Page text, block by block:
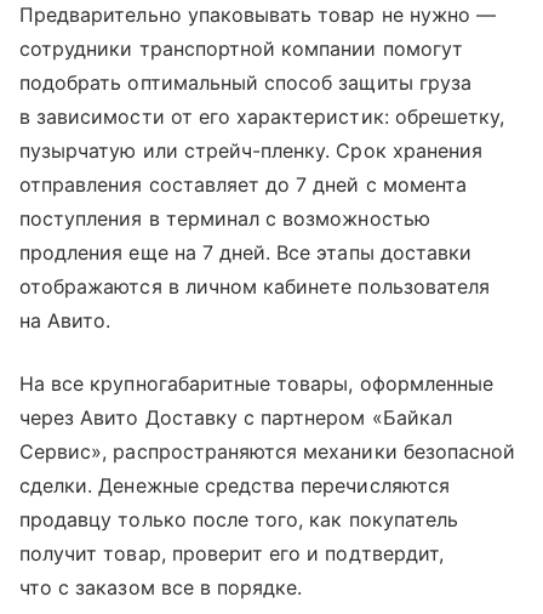
Предварительно упаковывать товар не нужно —
сотрудники транспортной компании помогут
подобрать оптимальный способ защиты груза
в зависимости от его характеристик: обрешетку,
пузырчатую или стрейч-пленку. Срок хранения
отправления составляет до 7 дней с момента
поступления в терминал с возможностью
продления еще на 7 дней. Все этапы доставки
отображаются в личном кабинете пользователя
на Авито.
На все крупногабаритные товары, оформленные
через Авито Доставку с партнером «Байкал
Сервис», распространяются механики безопасной
сделки. Денежные средства перечисляются
продавцу только после того, как покупатель
получит товар, проверит его и подтвердит,
что с заказом все в порядке.